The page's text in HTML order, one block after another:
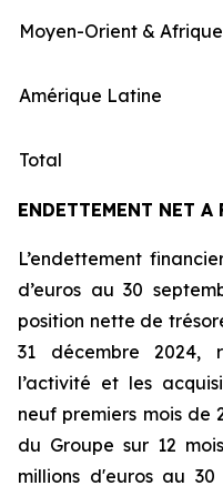
Moyen-Orient & Afrique
Amérique Latine
Total
ENDETTEMENT NET
L’endettement
d’euros au 30
position nette de
31 décembre 2024,
l’activité et les
neuf premiers mois de
du Groupe sur 12
millions d'euros au